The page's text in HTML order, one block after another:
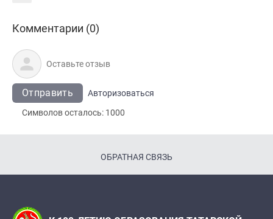
Комментарии (0)
Отправить
Авторизоваться
Символов осталось: 1000
ОБРАТНАЯ СВЯЗЬ